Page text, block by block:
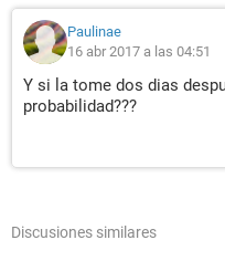
Paulinae
16 abr 2017 a las 04:51
Y si la tome dos dias
probabilidad???
Discusiones similares